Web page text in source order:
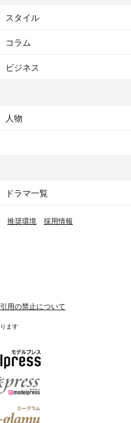
スタイル
コラム
ビジネス
人物
ドラマ一覧
推奨環境 採用情報
用の禁止について
ます